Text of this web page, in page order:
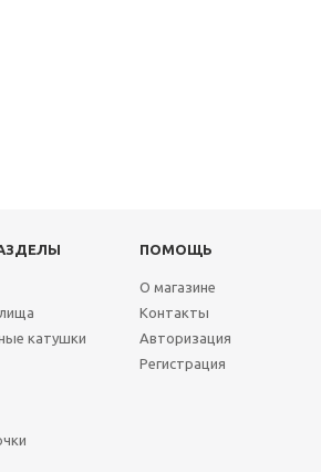
ПОМОЩЬ
катушки
О магазине
Контакты
Авторизация
Регистрация